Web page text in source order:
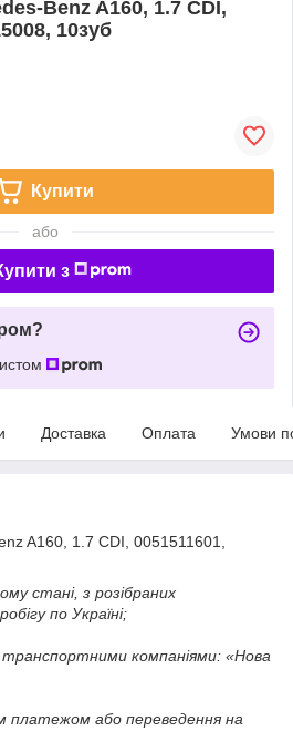
Benz A160, 1.7 CDI,
10зуб
Купити
або
з
Доставка Оплата Умови
A160, 1.7 CDI, 0051511601,
стані, з розібраних
по Україні;
транспортними компаніями: «Нова
платежом або переведення на